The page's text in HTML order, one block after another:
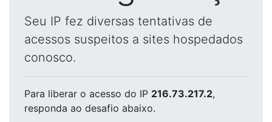
Seu IP fez diversas tentativas de
acessos suspeitos a sites hospedados
conosco.
Para liberar o acesso do IP 216.73.217.2,
responda ao desafio abaixo.